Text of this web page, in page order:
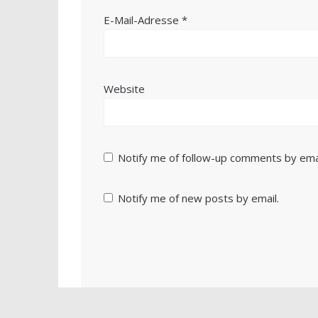
E-Mail-Adresse*
Website
Notify me of follow-up comments by
Notify me of new posts by email.